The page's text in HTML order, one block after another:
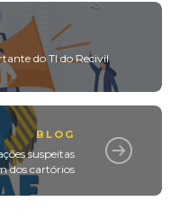
do TI do Recivil
BLOG
suspeitas
dos cartórios